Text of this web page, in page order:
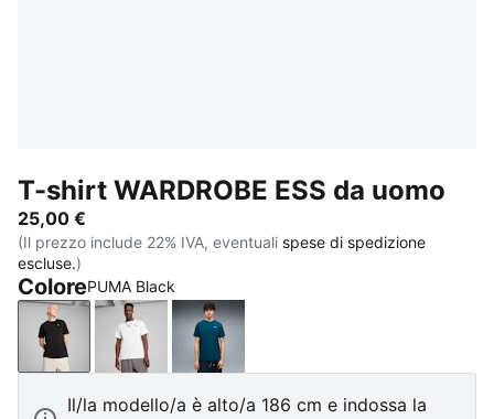
T-shirt WARDROBE ESS da uomo
25,00 €
(Il prezzo include 22% IVA, eventuali spese di spedizione
escluse.)
ColorePUMA Black
PUMA BlackPUMA WhiteMidnight Petrol
Il/la modello/a è alto/a 186 cm e indossa la